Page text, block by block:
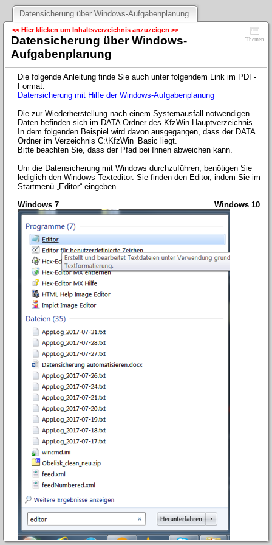
Datensicherung über Windows-Aufgabenplanung
<< Hier klicken um Inhaltsverzeichnis anzuzeigen >>
Datensicherung über Windows-
Aufgabenplanung
Themen
Die folgende Anleitung finde Sie auch unter folgendem Link im PDF-
Format:
Datensicherung mit Hilfe der Windows-Aufgabenplanung
Die zur Wiederherstellung nach einem Systemausfall notwendigen
Daten befinden sich im DATA Ordner des KfzWin Hauptverzeichnis.
In dem folgenden Beispiel wird davon ausgegangen, dass der DATA
Ordner im Verzeichnis C:\KfzWin_Basic liegt.
Bitte beachten Sie, dass der Pfad bei Ihnen abweichen kann.
Um die Datensicherung mit Windows durchzuführen, benötigen Sie
lediglich den Windows Texteditor. Sie finden den Editor, indem Sie im
Startmenü „Editor“ eingeben.
Windows 7 Windows 10